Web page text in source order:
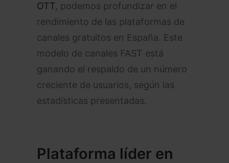
OTT, podemos profundizar en el
rendimiento de las plataformas de
canales gratuitos en España. Este
modelo de canales FAST está
ganando el respaldo de un número
creciente de usuarios, según las
estadísticas presentadas.
Plataforma líder en